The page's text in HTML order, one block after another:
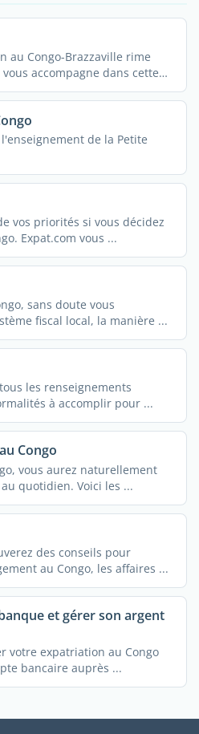
au Congo-Brazzaville rime
accompagne dans cette
de la Petite
vos priorités si vous décidez
Expat.com vous ...
sans doute vous
fiscal local, la manière ...
les renseignements
à accomplir pour ...
Congo
vous aurez naturellement
quotidien. Voici les ...
des conseils pour
au Congo, les affaires ...
et gérer son argent
votre expatriation au Congo
bancaire auprès ...